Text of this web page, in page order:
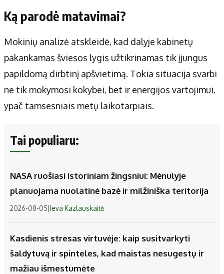
Ką parodė matavimai?
Mokinių analizė atskleidė, kad dalyje kabinetų
pakankamas šviesos lygis užtikrinamas tik įjungus
papildomą dirbtinį apšvietimą. Tokia situacija svarbi
ne tik mokymosi kokybei, bet ir energijos vartojimui,
ypač tamsesniais metų laikotarpiais.
Tai populiaru:
NASA ruošiasi istoriniam žingsniui: Mėnulyje
planuojama nuolatinė bazė ir milžiniška teritorija
2026-08-05|Ieva Kazlauskaitė
Kasdienis stresas virtuvėje: kaip susitvarkyti
šaldytuvą ir spinteles, kad maistas nesugestų ir
mažiau išmestumėte